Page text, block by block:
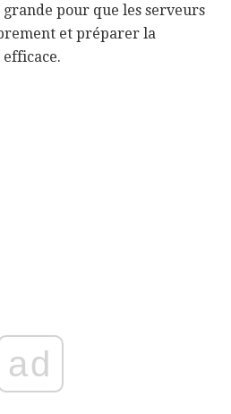
pour que les serveurs
et préparer la
ad